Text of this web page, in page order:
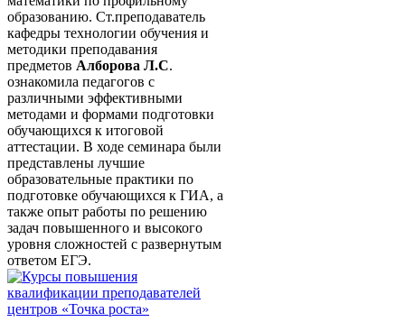
образованию. Ст.преподаватель
кафедры технологии обучения и
методики преподавания
предметов Алборова Л.С.
ознакомила педагогов с
различными эффективными
методами и формами подготовки
обучающихся к итоговой
аттестации. В ходе семинара были
представлены лучшие
образовательные практики по
подготовке обучающихся к ГИА, а
также опыт работы по решению
задач повышенного и высокого
уровня сложностей с развернутым
ответом ЕГЭ.